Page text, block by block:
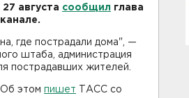
августа сообщил глава
где пострадали дома", —
штаба, администрация
пострадавших жителей.
Об этом пишет ТАСС со